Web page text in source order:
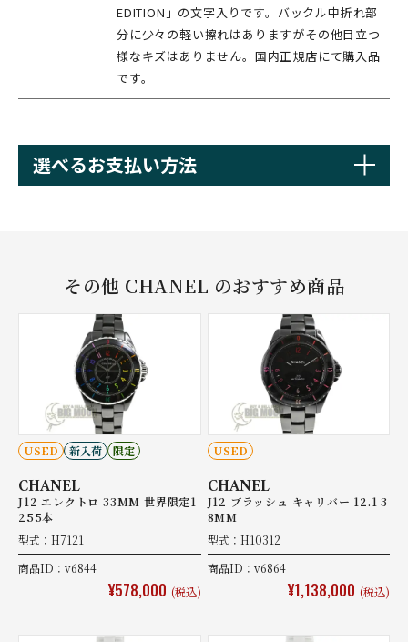
EDITION」の文字入りです。バックル中折れ部
分に少々の軽い擦れはありますがその他目立つ
様なキズはありません。国内正規店にて購入品
です。
選べるお支払い方法
その他 CHANEL のおすすめ商品
USED 新入荷 限定
CHANEL
J12 エレクトロ 33MM 世界限定1
255本
型式：H7121
商品ID：v6844
¥578,000 (税込)
USED
CHANEL
J12 ブラッシュ キャリバー 12.1 3
8MM
型式：H10312
商品ID：v6864
¥1,138,000 (税込)